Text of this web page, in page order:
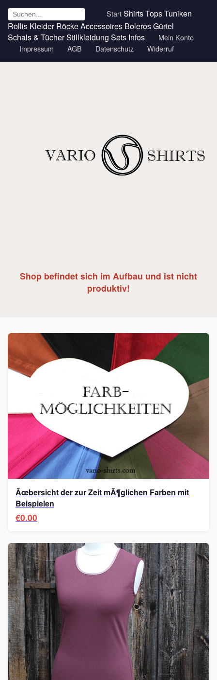
StartShirtsTopsTuniken
Rollis Kleider RöckeAccessoires BolerosGürtel
Schals & TücherStillkleidung Sets Infos
Mein Konto
Impressum
AGB Datenschutz Widerruf
Shop befindet sich im Aufbau und ist nicht
produktiv!
Ãœbersicht der zur Zeit mÃ¶glichen Farben mit
Beispielen
€0.00